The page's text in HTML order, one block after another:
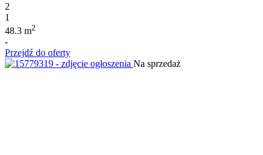
2
1
48.3 m2
-
Przejdź do oferty
Na sprzedaż